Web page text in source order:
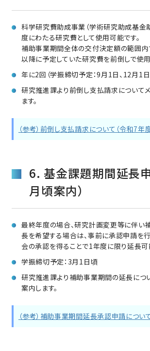
科学研究費助成事業（学術研究助成基金
度にわたる研究費として使用可能です。
補助事業期間全体の交付決定額の範囲内
以降に予定していた研究費を前倒しで使用
年に2回（学振締切予定：9月1日、12月1日
研究推進課より前倒し支払請求について
ます。
（参考）前倒し支払請求について（令和7年度
6. 基金課題期間延長
月頃案内）
最終年度の場合、研究計画変更等に伴い
長を希望する場合は、事前に承認申請を
会の承認を得ることで1年度に限り延長可
学振締切予定：3月1日頃
研究推進課より補助事業期間の延長につ
案内します。
（参考）補助事業期間延長承認申請につい